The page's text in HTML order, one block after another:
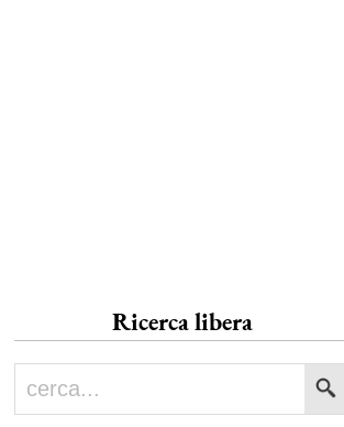
Ricerca libera